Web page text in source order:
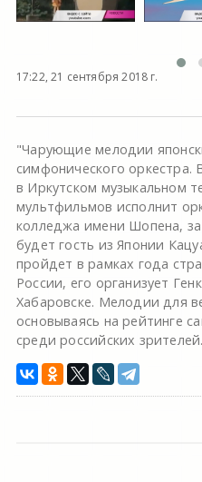
17:22, 21 сентября 2018 г.
"Чарующие мелодии
симфонического оркестра.
в Иркутском музыкальном
мультфильмов исполнит
колледжа имени Шопена,
будет гость из Японии
пройдет в рамках года
России, его организует
Хабаровске. Мелодии для
основываясь на рейтинге
среди российских